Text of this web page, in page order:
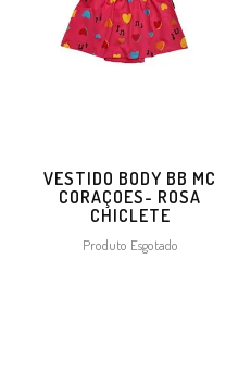
VESTIDO BODY BB MC
CORAÇOES- ROSA
CHICLETE
Produto Esgotado